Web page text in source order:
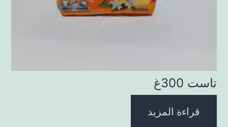
تاست 300غ
قراءة المزيد